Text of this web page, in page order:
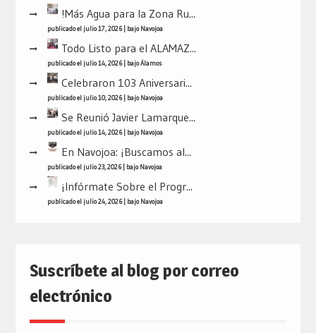
!Más Agua para la Zona Ru...
publicado el julio 17, 2026| bajoNavojoa
Todo Listo para el ALAMAZ...
publicado el julio 14, 2026| bajoÁlamos
Celebraron 103 Aniversari...
publicado el julio 10, 2026| bajoNavojoa
Se Reunió Javier Lamarque...
publicado el julio 14, 2026| bajoNavojoa
En Navojoa: ¡Buscamos al...
publicado el julio 23, 2026| bajoNavojoa
¡Infórmate Sobre el Progr...
publicado el julio 24, 2026| bajoNavojoa
Suscríbete al blog por correo
electrónico